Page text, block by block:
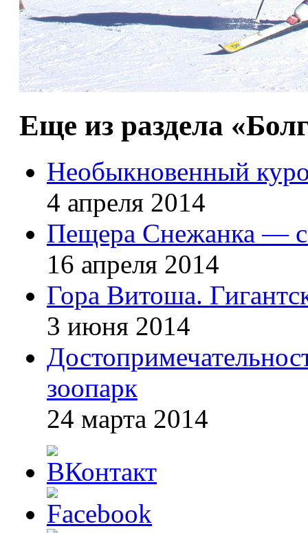
Еще из раздела
Необыкновенный
4 апреля 2014
Пещера Снежанка —
16 апреля 2014
Гора Витоша.
3 июня 2014
зоопарк
24 марта 2014